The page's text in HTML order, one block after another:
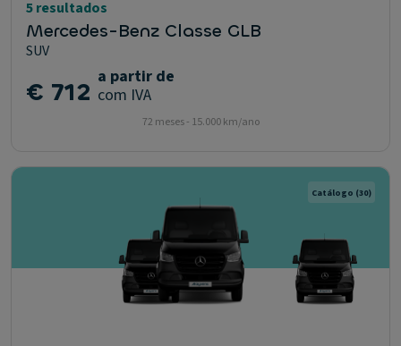
5 resultados
Mercedes-Benz Classe GLB
SUV
€ 712 a partir de
com IVA
72 meses - 15.000 km/ano
Catálogo (30)